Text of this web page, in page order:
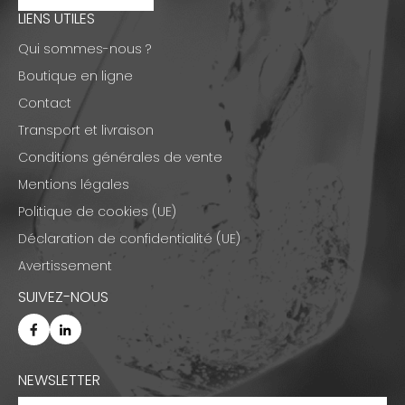
LIENS UTILES
Qui sommes-nous ?
Boutique en ligne
Contact
Transport et livraison
Conditions générales de vente
Mentions légales
Politique de cookies (UE)
Déclaration de confidentialité (UE)
Avertissement
SUIVEZ-NOUS
NEWSLETTER